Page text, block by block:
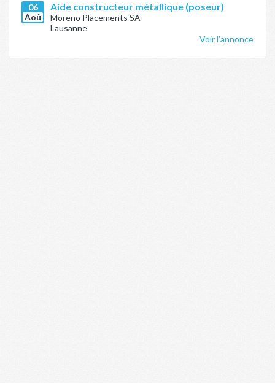
06
Aoû
Aide constructeur métallique (poseur)
Moreno Placements SA
Lausanne
Voir l'annonce